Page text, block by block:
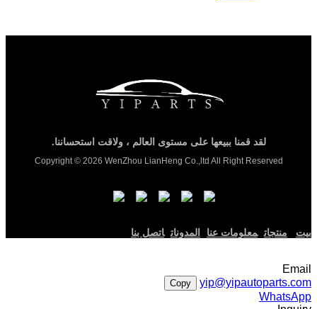
لقد قمنا ببيعها على مستوى العالم ، ولاقت استحساننا.
Copyright © 2026 WenZhou LianHeng Co.,ltd All Right Reserved
بيت منتجات معلومات عنا المدونات اتصل بنا
Email
yip@yipautoparts.com
Copy
WhatsApp